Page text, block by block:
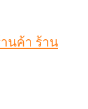
นค้า ร้าน